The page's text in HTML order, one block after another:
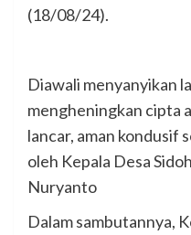
(18/08/24).
Diawali menyanyikan
mengheningkan cipta
lancar, aman kondusif
oleh Kepala Desa
Nuryanto
Dalam sambutannya,